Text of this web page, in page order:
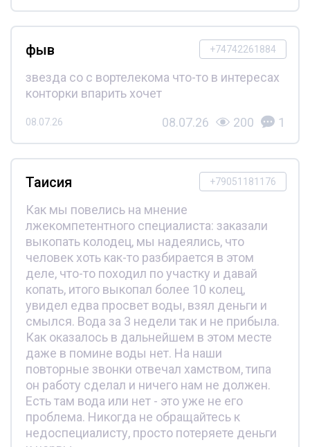
+74742261884
фыв
звезда со с вортелекома что-то в интересах
конторки впарить хочет
08.07.26 08.07.26 200 1
+79051181176
Таисия
Как мы повелись на мнение
лжекомпетентного специалиста: заказали
выкопать колодец, мы надеялись, что
человек хоть как-то разбирается в этом
деле, что-то походил по участку и давай
копать, итого выкопал более 10 колец,
увидел едва просвет воды, взял деньги и
смылся. Вода за 3 недели так и не прибыла.
Как оказалось в дальнейшем в этом месте
даже в помине воды нет. На наши
повторные звонки отвечал хамством, типа
он работу сделал и ничего нам не должен.
Есть там вода или нет - это уже не его
проблема. Никогда не обращайтесь к
недоспециалисту, просто потеряете деньги